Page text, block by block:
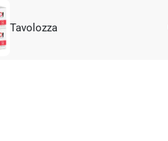
Tavolozza